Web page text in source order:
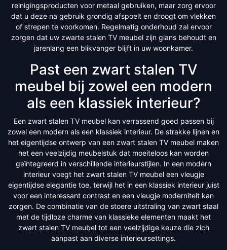
reinigingsproducten voor metaal gebruiken, maar zorg ervoor
dat u deze na gebruik grondig afspoelt en droogt om vlekken
of strepen te voorkomen. Regelmatig onderhoud zal ervoor
zorgen dat uw zwarte stalen TV meubel zijn glans behoudt en
jarenlang een blikvanger blijft in uw woonkamer.
Past een zwart stalen TV
meubel bij zowel een modern
als een klassiek interieur?
Een zwart stalen TV meubel kan verrassend goed passen bij
zowel een modern als een klassiek interieur. De strakke lijnen en
het eigentijdse ontwerp van een zwart stalen TV meubel maken
het een veelzijdig meubelstuk dat moeiteloos kan worden
geïntegreerd in verschillende interieurstijlen. In een modern
interieur voegt het zwart stalen TV meubel een vleugje
eigentijdse elegantie toe, terwijl het in een klassiek interieur juist
voor een interessant contrast en een vleugje moderniteit kan
zorgen. De combinatie van de stoere uitstraling van zwart staal
met de tijdloze charme van klassieke elementen maakt het
zwart stalen TV meubel tot een veelzijdige keuze die zich
aanpast aan diverse interieursettings.